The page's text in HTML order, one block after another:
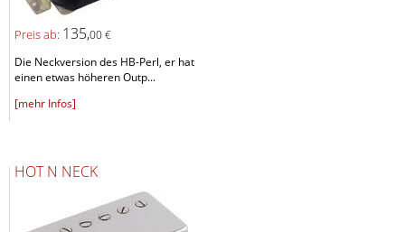
Preis ab: 135,00 €
Die Neckversion des HB-Perl, er hat
einen etwas höheren Outp...
[mehr Infos]
HOT N NECK